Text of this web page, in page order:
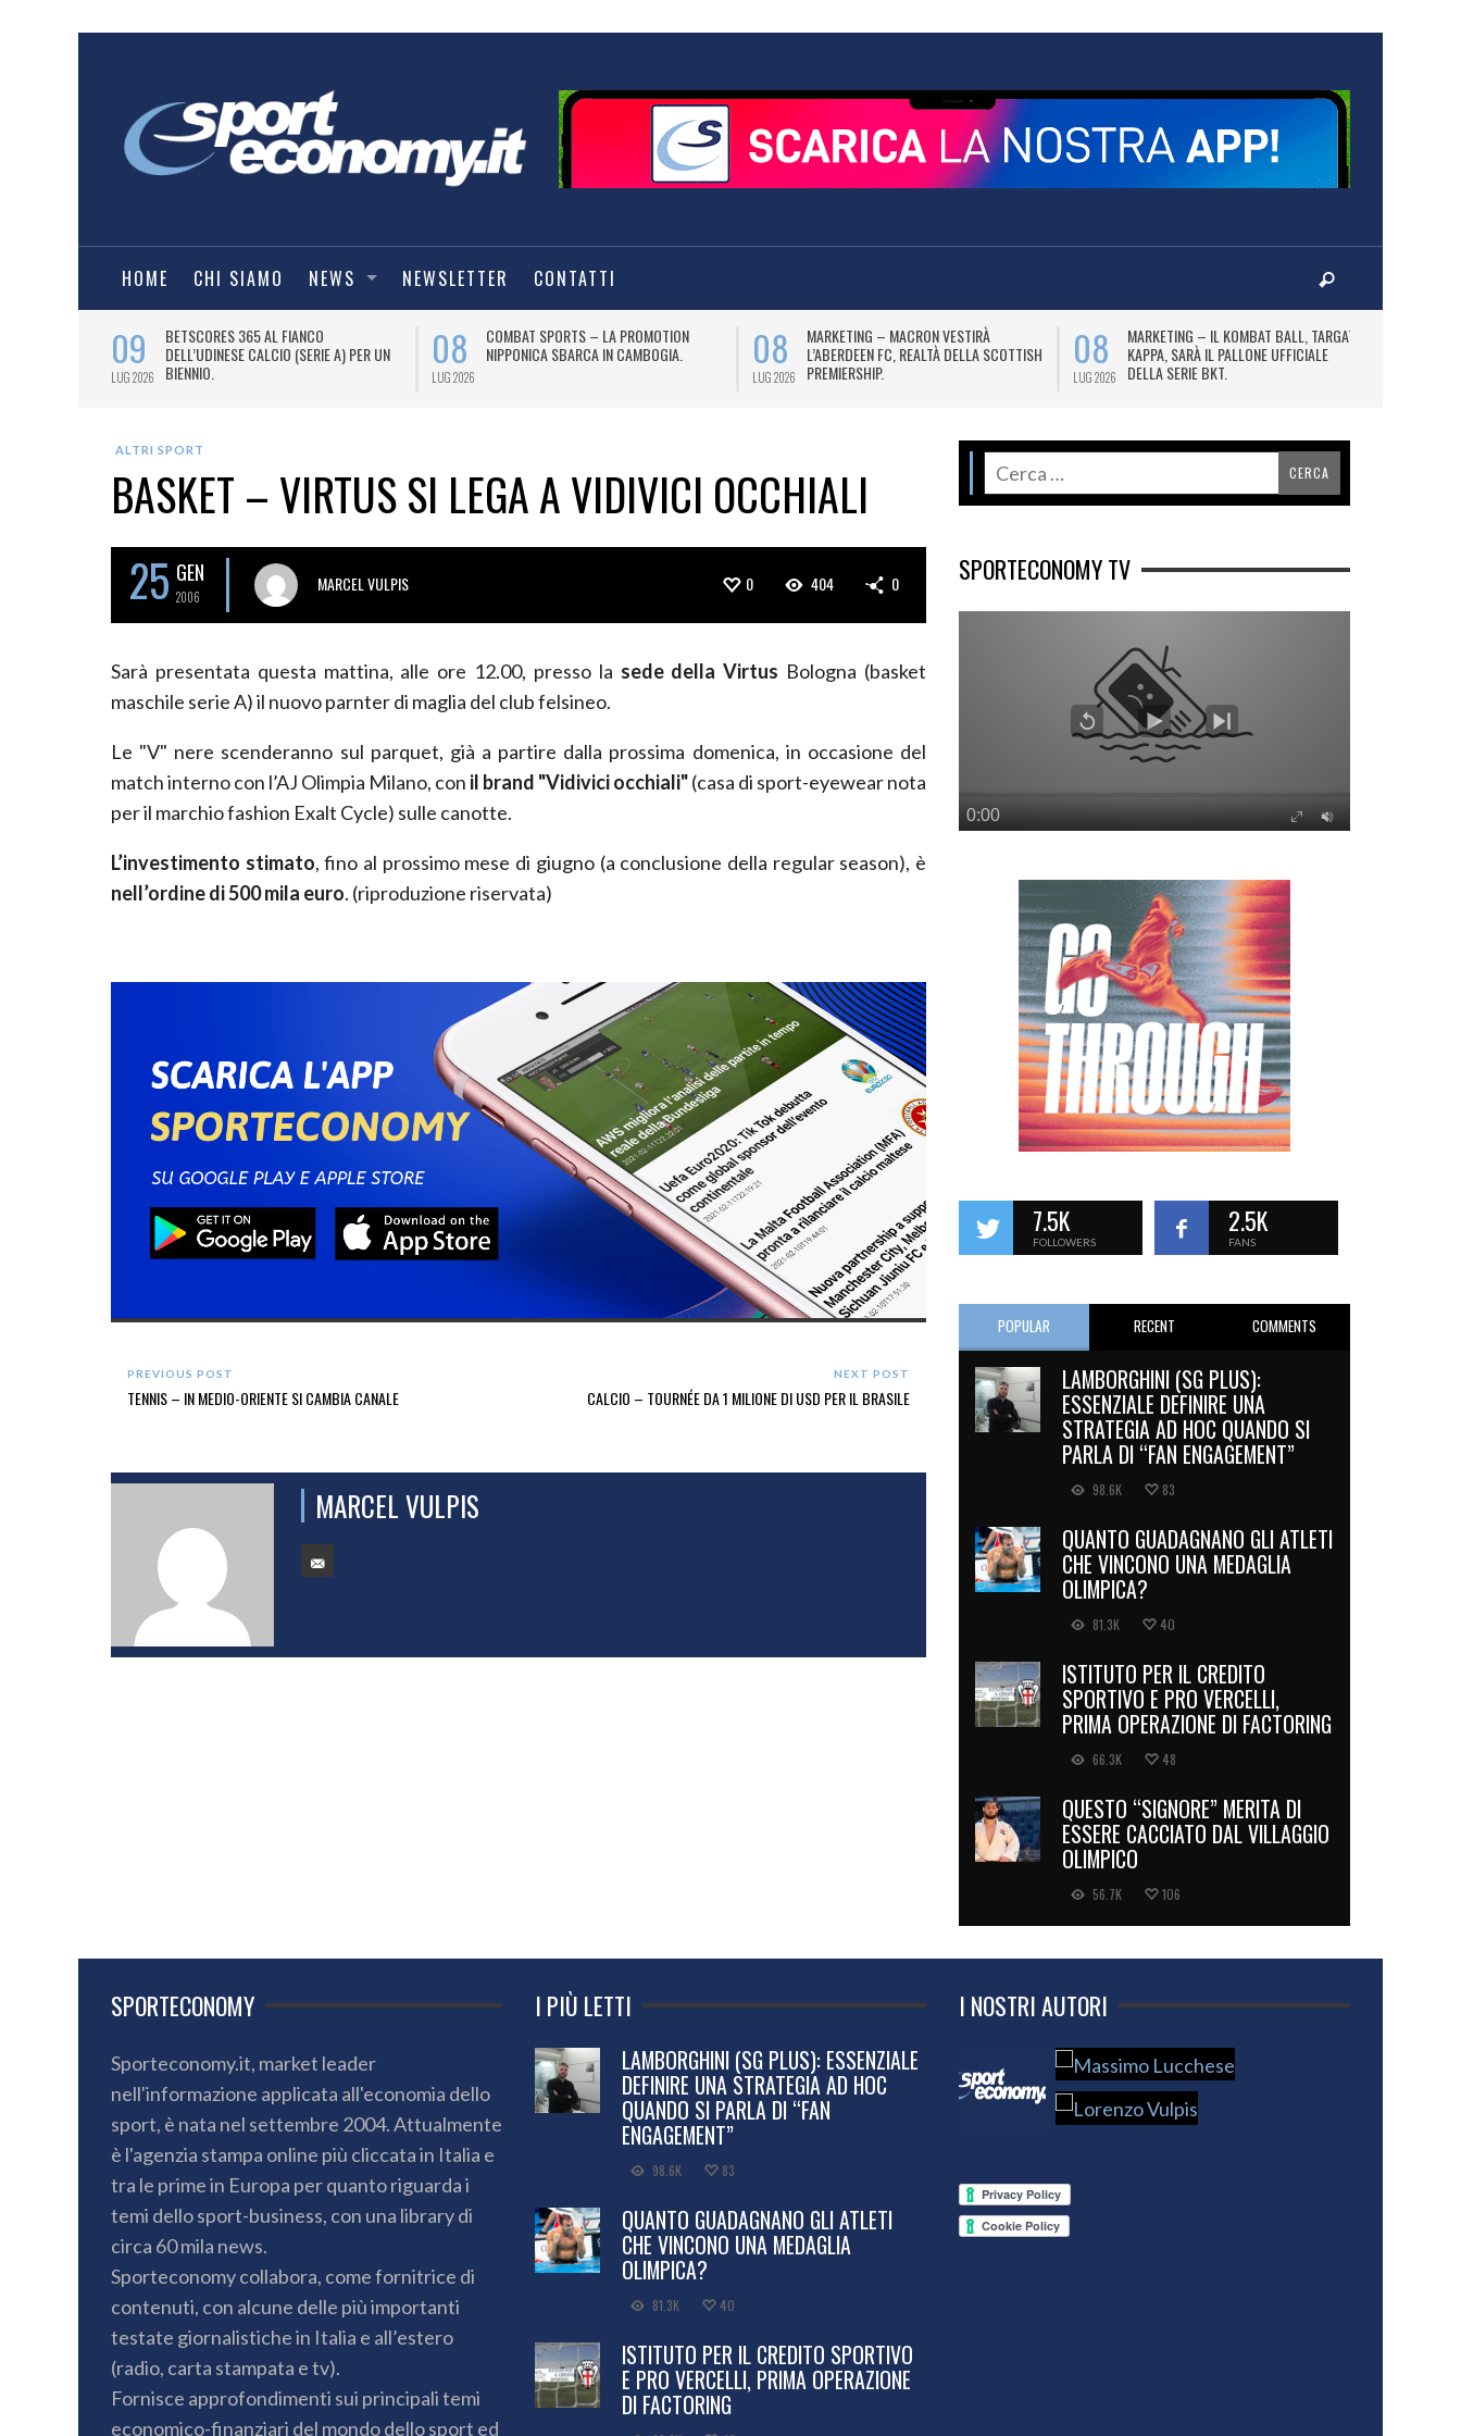
HOME CHI SIAMO NEWS NEWSLETTER CONTATTI
09
LUG 2026
BETSCORES 365 AL FIANCO
DELL’UDINESE CALCIO (SERIE A) PER UN
BIENNIO.
08
LUG 2026
COMBAT SPORTS – LA PROMOTION
NIPPONICA SBARCA IN CAMBOGIA.
08
LUG 2026
MARKETING – MACRON VESTIRÀ
L’ABERDEEN FC, REALTÀ DELLA SCOTTISH
PREMIERSHIP.
08
LUG 2026
MARKETING – IL KOMBAT BALL, TARGATO
KAPPA, SARÀ IL PALLONE UFFICIALE
DELLA SERIE BKT.
ALTRI SPORT
BASKET – VIRTUS SI LEGA A VIDIVICI OCCHIALI
25 GEN
2006
MARCEL VULPIS 0 404 0
Sarà presentata questa mattina, alle ore 12.00, presso la sede della Virtus Bologna (basket
maschile serie A) il nuovo parnter di maglia del club felsineo.
Le "V" nere scenderanno sul parquet, già a partire dalla prossima domenica, in occasione del
match interno con l’AJ Olimpia Milano, con il brand "Vidivici occhiali"(casa di sport-eyewear nota
per il marchio fashion Exalt Cycle) sulle canotte.
L’investimento stimato, fino al prossimo mese di giugno (a conclusione della regular season), è
nell’ordine di 500 mila euro. (riproduzione riservata)
PREVIOUS POST
TENNIS – IN MEDIO-ORIENTE SI CAMBIA CANALE
NEXT POST
CALCIO – TOURNÉE DA 1 MILIONE DI USD PER IL BRASILE
MARCEL VULPIS
SPORTECONOMY TV
7.5K
FOLLOWERS
2.5K
FANS
POPULAR RECENT COMMENTS
LAMBORGHINI (SG PLUS):
ESSENZIALE DEFINIRE UNA
STRATEGIA AD HOC QUANDO SI
PARLA DI “FAN ENGAGEMENT”
98.6K 83
QUANTO GUADAGNANO GLI ATLETI
CHE VINCONO UNA MEDAGLIA
OLIMPICA?
81.3K 40
ISTITUTO PER IL CREDITO
SPORTIVO E PRO VERCELLI,
PRIMA OPERAZIONE DI FACTORING
66.3K 48
QUESTO “SIGNORE” MERITA DI
ESSERE CACCIATO DAL VILLAGGIO
OLIMPICO
56.7K 106
SPORTECONOMY
Sporteconomy.it, market leader
nell'informazione applicata all'economia dello
sport, è nata nel settembre 2004. Attualmente
è l'agenzia stampa online più cliccata in Italia e
tra le prime in Europa per quanto riguarda i
temi dello sport-business, con una library di
circa 60 mila news.
Sporteconomy collabora, come fornitrice di
contenuti, con alcune delle più importanti
testate giornalistiche in Italia e all’estero
(radio, carta stampata e tv).
Fornisce approfondimenti sui principali temi
economico-finanziari del mondo dello sport ed
I PIÙ LETTI
LAMBORGHINI (SG PLUS): ESSENZIALE
DEFINIRE UNA STRATEGIA AD HOC
QUANDO SI PARLA DI “FAN
ENGAGEMENT”
98.6K 83
QUANTO GUADAGNANO GLI ATLETI
CHE VINCONO UNA MEDAGLIA
OLIMPICA?
81.3K 40
ISTITUTO PER IL CREDITO SPORTIVO
E PRO VERCELLI, PRIMA OPERAZIONE
DI FACTORING
I NOSTRI AUTORI